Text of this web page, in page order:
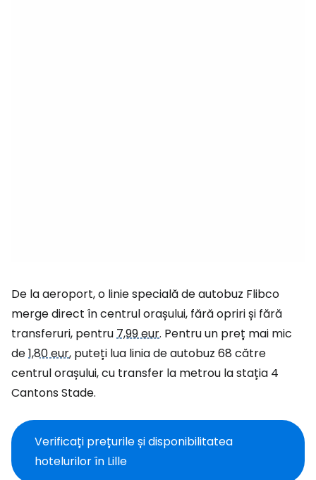
De la aeroport, o linie specială de autobuz Flibco
merge direct în centrul orașului, fără opriri și fără
transferuri, pentru7,99 eur. Pentru un preț mai mic
de1,80 eur, puteți lua linia de autobuz 68 către
centrul orașului, cu transfer la metrou la stația 4
Cantons Stade.
Verificați prețurile și disponibilitatea
hotelurilor în Lille